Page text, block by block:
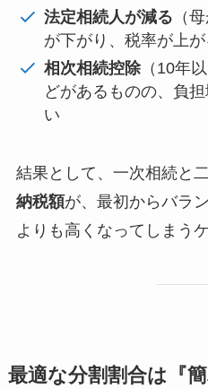
法定相続人が減る （
が下がり、税率が上が
相次相続控除（10年
どがあるものの、負
い
結果として、一次相続と
納税額が、最初からバラ
よりも高くなってしまう
最適な分割割合は『